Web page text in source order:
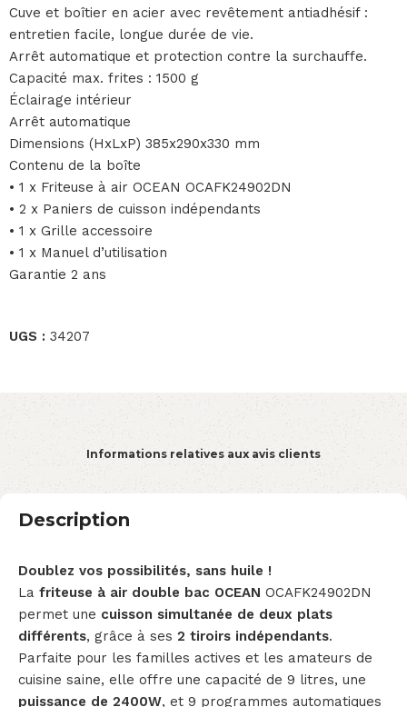
Cuve et boîtier en acier avec revêtement antiadhésif :
entretien facile, longue durée de vie.
Arrêt automatique et protection contre la surchauffe.
Capacité max. frites : 1500 g
Éclairage intérieur
Arrêt automatique
Dimensions (HxLxP) 385x290x330 mm
Contenu de la boîte
• 1 x Friteuse à air OCEAN OCAFK24902DN
• 2 x Paniers de cuisson indépendants
• 1 x Grille accessoire
• 1 x Manuel d’utilisation
Garantie 2 ans
UGS : 34207
Informations relatives aux avis clients
Description
Doublez vos possibilités, sans huile !
La friteuse à air double bac OCEAN OCAFK24902DN
permet une cuisson simultanée de deux plats
différents, grâce à ses 2 tiroirs indépendants.
Parfaite pour les familles actives et les amateurs de
cuisine saine, elle offre une capacité de 9 litres, une
puissance de 2400W, et 9 programmes automatiques